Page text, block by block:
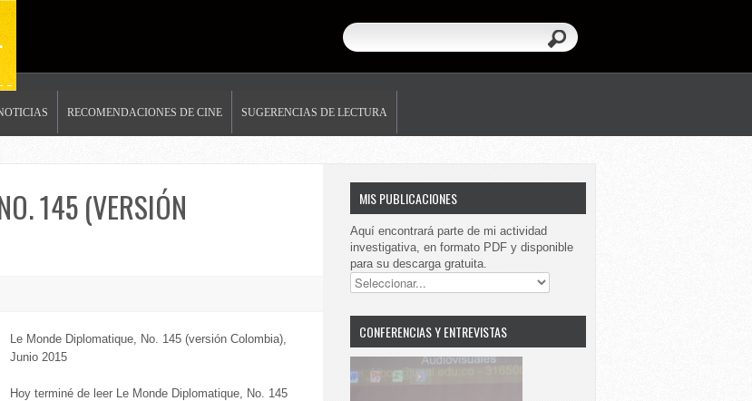
RECOMENDACIONES DE CINE SUGERENCIAS DE LECTURA
145 (VERSIÓN
Le Monde Diplomatique, No. 145 (versión Colombia),
Junio 2015
Hoy terminé de leer Le Monde Diplomatique, No. 145
MIS PUBLICACIONES
Aquí encontrará parte de mi actividad
investigativa, en formato PDF y disponible
para su descarga gratuita.
CONFERENCIAS Y ENTREVISTAS